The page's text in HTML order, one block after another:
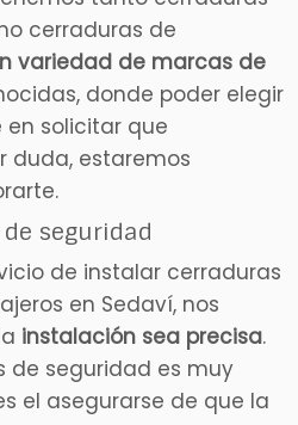
cerraduras de
variedad de marcas de
donde poder elegir
en solicitar que
duda, estaremos
seguridad
de instalar cerraduras
en Sedaví, nos
instalación sea precisa.
de seguridad es muy
el asegurarse de que la